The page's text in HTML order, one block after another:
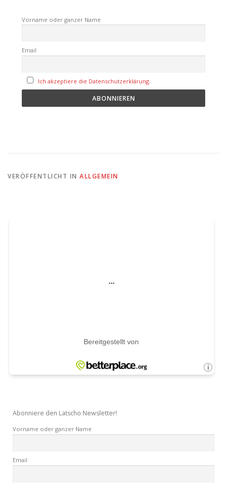
Vorname oder ganzer Name
Email
Ich akzeptiere die Datenschutzerklärung.
VERÖFFENTLICHT IN ALLGEMEIN
Abonniere den Latscho Newsletter!
Vorname oder ganzer Name
Email